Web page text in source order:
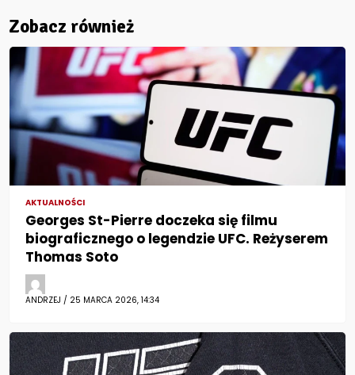
Zobacz również
AKTUALNOŚCI
Georges St-Pierre doczeka się filmu
biograficznego o legendzie UFC. Reżyserem
Thomas Soto
ANDRZEJ / 25 MARCA 2026, 14:34